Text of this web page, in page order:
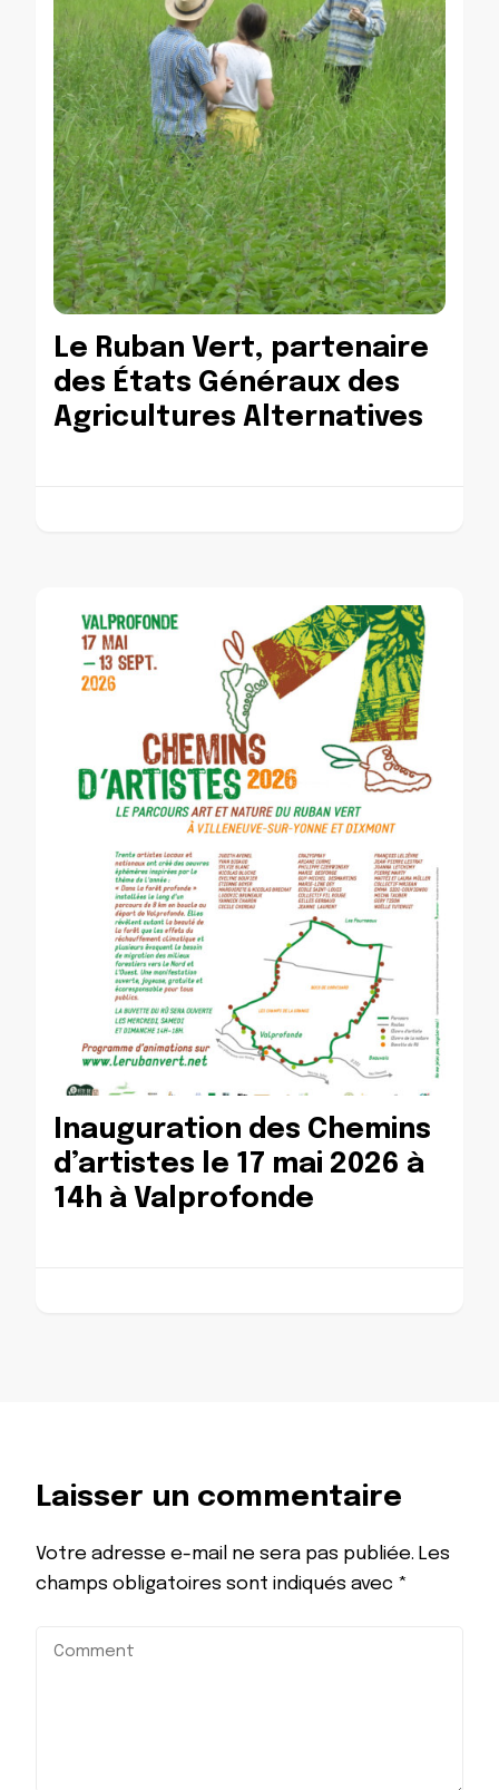
Le Ruban Vert, partenaire
des États Généraux des
Agricultures Alternatives
Inauguration des Chemins
d’artistes le 17 mai 2026 à
14h à Valprofonde
Laisser un commentaire
Votre adresse e-mail ne sera pas publiée. Les
champs obligatoires sont indiqués avec *